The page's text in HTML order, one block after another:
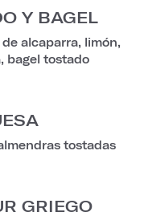
Y BAGEL
alcaparra, limón,
bagel tostado
tostadas
GRIEGO